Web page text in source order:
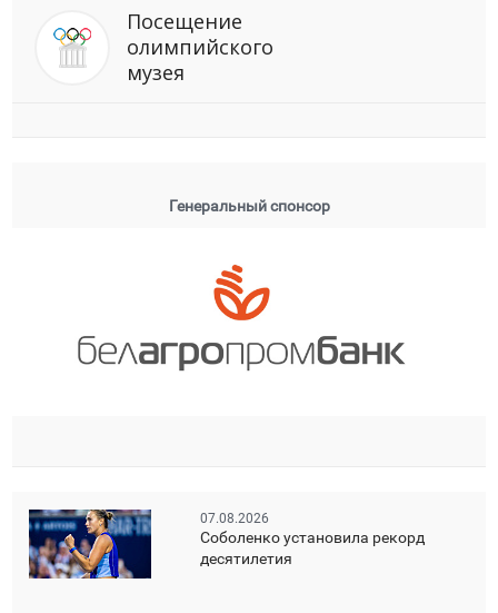
Посещение
олимпийского
музея
Генеральный спонсор
07.08.2026
Соболенко установила рекорд
десятилетия